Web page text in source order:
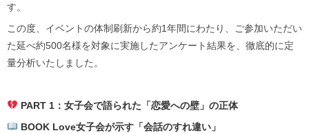
す。
この度、イベントの体制刷新から約1年間にわたり、ご参加いただい
た延べ約500名様を対象に実施したアンケート結果を、徹底的に定
量分析いたしました。
PART 1：女子会で語られた「恋愛への壁」の正体
BOOK Love女子会が示す「会話のすれ違い」